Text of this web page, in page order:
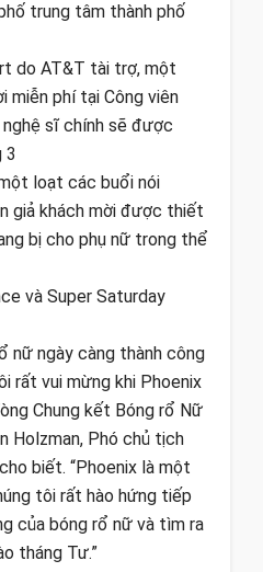
trung tâm thành phố
do AT&T tài trợ, một
miễn phí tại Công viên
sĩ chính sẽ được
3
loạt các buổi nói
giả khách mời được thiết
bị cho phụ nữ trong thể
và Super Saturday
nữ ngày càng thành công
rất vui mừng khi Phoenix
Chung kết Bóng rổ Nữ
Holzman, Phó chủ tịch
biết. “Phoenix là một
tôi rất hào hứng tiếp
của bóng rổ nữ và tìm ra
tháng Tư.”